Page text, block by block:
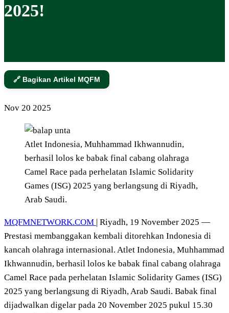
2025!
🔗 Bagikan Artikel MQFM
Nov 20 2025
Atlet Indonesia, Muhhammad Ikhwannudin,
berhasil lolos ke babak final cabang olahraga
Camel Race pada perhelatan Islamic Solidarity
Games (ISG) 2025 yang berlangsung di Riyadh,
Arab Saudi.
MQFMNETWORK.COM | Riyadh, 19 November 2025 —
Prestasi membanggakan kembali ditorehkan Indonesia di
kancah olahraga internasional. Atlet Indonesia, Muhhammad
Ikhwannudin, berhasil lolos ke babak final cabang olahraga
Camel Race pada perhelatan Islamic Solidarity Games (ISG)
2025 yang berlangsung di Riyadh, Arab Saudi. Babak final
dijadwalkan digelar pada 20 November 2025 pukul 15.30